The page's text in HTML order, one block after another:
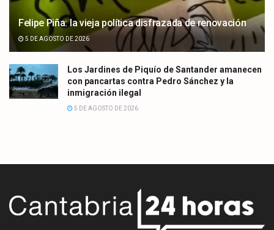
Felipe Piña: la vieja política disfrazada de renovación
5 DE AGOSTO DE 2026
Los Jardines de Piquío de Santander amanecen
con pancartas contra Pedro Sánchez y la
inmigración ilegal
5 DE AGOSTO DE 2026